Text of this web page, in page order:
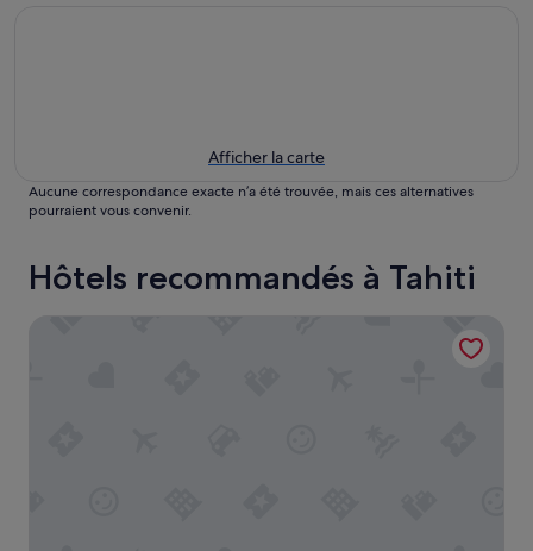
Afficher la carte
Aucune correspondance exacte n’a été trouvée, mais ces alternatives
pourraient vous convenir.
Hôtels recommandés à Tahiti